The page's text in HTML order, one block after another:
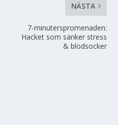
NÄSTA
7-minuterspromenaden:
Hacket som sänker stress
& blodsocker